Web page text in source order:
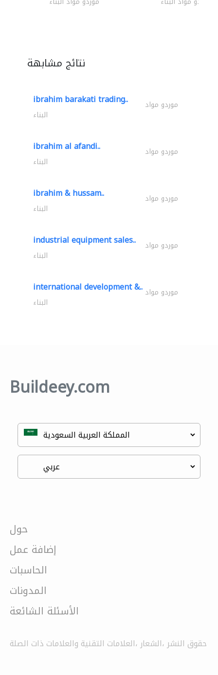
نتائج مشابهة
ibrahim barakati trading.. موردو مواد
البناء
ibrahim al afandi.. موردو مواد
البناء
ibrahim & hussam.. موردو مواد
البناء
industrial equipment sales.. موردو مواد
البناء
international development &.. موردو مواد
البناء
Buildeey.com
حول
إضافة عمل
الحاسبات
المدونات
الأسئلة الشائعة
حقوق النشر ،الشعار ،العلامات التقنية والعلامات ذات الصلة